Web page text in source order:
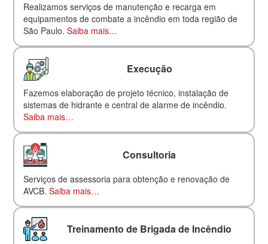
Realizamos serviços de manutenção e recarga em
equipamentos de combate a incêndio em toda região de
São Paulo.Saiba mais…
Execução
Fazemos elaboração de projeto técnico, instalação de
sistemas de hidrante e central de alarme de incêndio.
Saiba mais…
Consultoria
Serviços de assessoria para obtenção e renovação de
AVCB.Saiba mais…
Treinamento de Brigada de Incêndio